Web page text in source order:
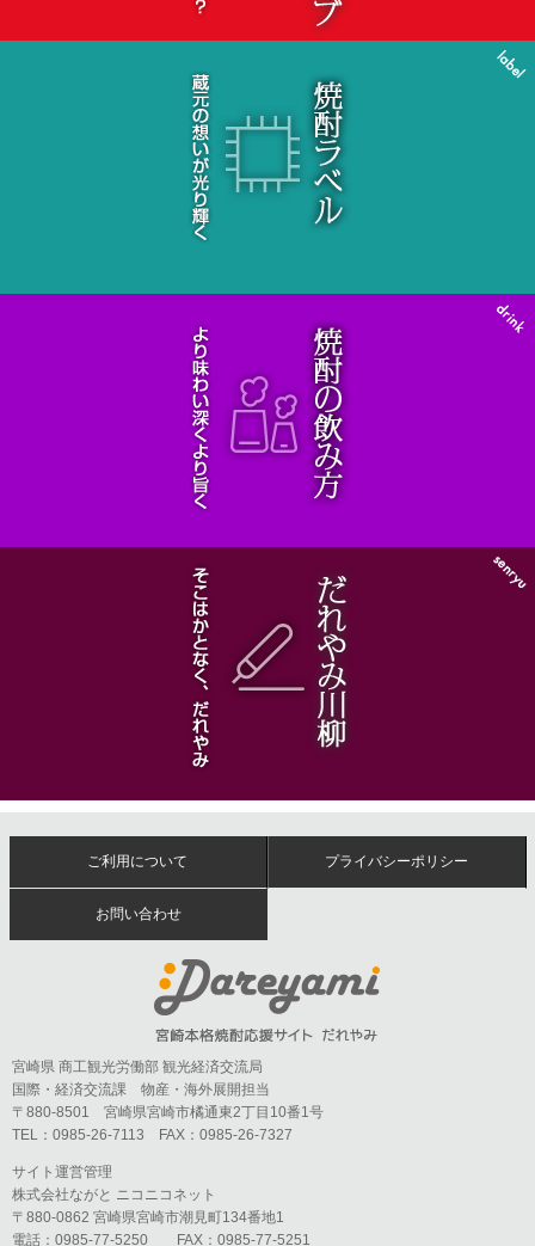
ご利用について プライバシーポリシー
お問い合わせ
宮崎県 商工観光労働部 観光経済交流局
国際・経済交流課 物産・海外展開担当
〒880-8501 宮崎県宮崎市橘通東2丁目10番1号
TEL：0985-26-7113 FAX：0985-26-7327
サイト運営管理
株式会社ながと ニコニコネット
〒880-0862 宮崎県宮崎市潮見町134番地1
電話：0985-77-5250 FAX：0985-77-5251